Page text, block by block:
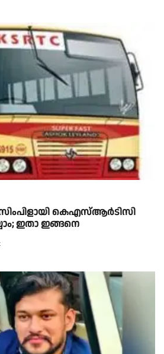
കെഎസ്ആര്‍ടിസി
ഇതാ ഇങ്ങനെ